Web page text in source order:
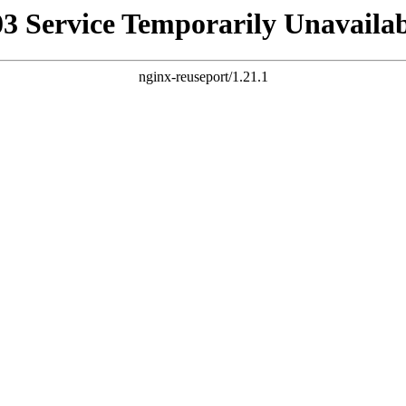
Service Temporarily
nginx-reuseport/1.21.1